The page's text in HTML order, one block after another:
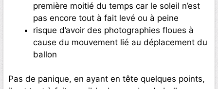
première moitié du temps car le soleil n’est
pas encore tout à fait levé ou à peine
risque d’avoir des photographies floues à
cause du mouvement lié au déplacement du
ballon
Pas de panique, en ayant en tête quelques points,